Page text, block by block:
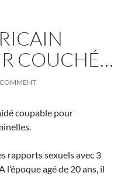
COUCHÉ…
COMMENT
coupable pour
rapports sexuels avec 3
agé de 20 ans, il